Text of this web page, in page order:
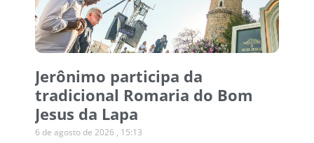
Jerônimo participa da
tradicional Romaria do Bom
Jesus da Lapa
6 de agosto de 2026 15:13